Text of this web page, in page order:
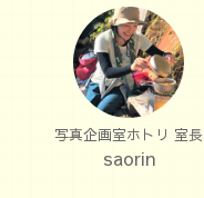
写真企画室ホトリ 室長
saorin